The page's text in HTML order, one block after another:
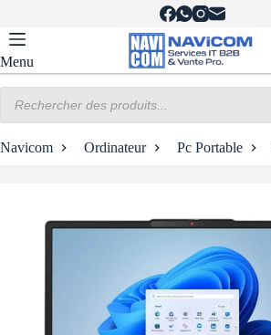
contenu
Menu
produits
Navicom Ordinateur Pc Portable